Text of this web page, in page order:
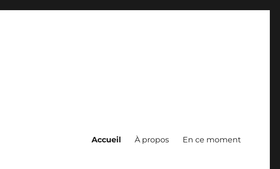
Accueil À propos En ce moment